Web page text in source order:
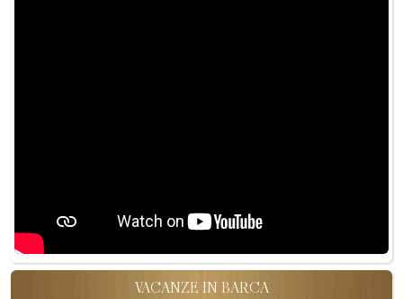
VACANZE IN BARCA